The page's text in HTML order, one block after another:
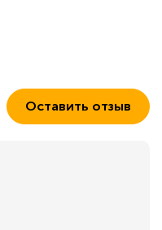
Оставить отзыв